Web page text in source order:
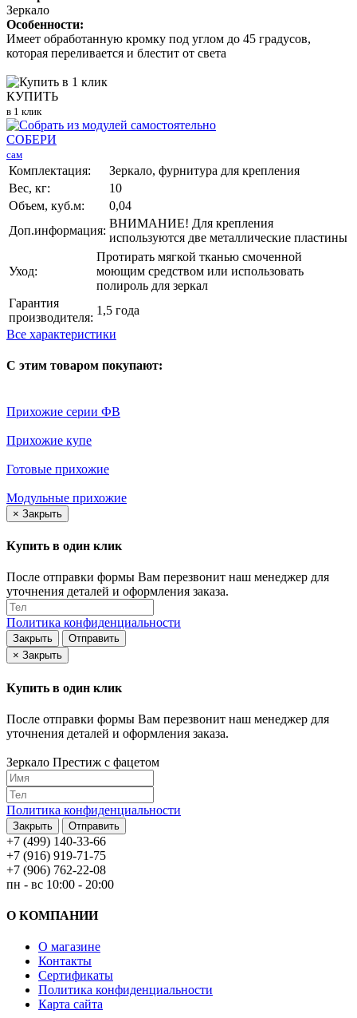
Зеркало
Особенности:
Имеет обработанную кромку под углом до 45 градусов,
которая переливается и блестит от света
КУПИТЬ
в 1 клик
СОБЕРИ
сам
Комплектация:
Зеркало, фурнитура для крепления
Вес, кг:
10
Объем, куб.м:
0,04
Доп.информация:
ВНИМАНИЕ! Для крепления
используются две металлические пластины
Уход:
Протирать мягкой тканью смоченной
моющим средством или использовать
полироль для зеркал
Гарантия
производителя:
1,5 года
Все характеристики
С этим товаром покупают:
Прихожие серии ФВ
Прихожие купе
Готовые прихожие
Модульные прихожие
× Закрыть
Купить в один клик
После отправки формы Вам перезвонит наш менеджер для
уточнения деталей и оформления заказа.
Политика конфиденциальности
Закрыть
Отправить
× Закрыть
Купить в один клик
После отправки формы Вам перезвонит наш менеджер для
уточнения деталей и оформления заказа.
Зеркало Престиж с фацетом
Политика конфиденциальности
Закрыть Отправить
+7 (499) 140-33-66
+7 (916) 919-71-75
+7 (906) 762-22-08
пн - вс 10:00 - 20:00
О КОМПАНИИ
О магазине
Контакты
Сертификаты
Политика конфиденциальности
Карта сайта